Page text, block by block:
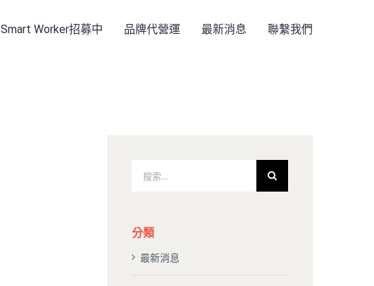
Smart Worker招募中 品牌代營運 最新消息 聯繫我們
果：
分類
最新消息